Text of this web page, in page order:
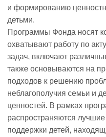
и формированию
детьми.
Программы Фонда носят
охватывают работу по
задач, включают
также основываются на
подходов к решению
неблагополучия семьи и
ценностей. В рамках
распространяются
поддержки детей,